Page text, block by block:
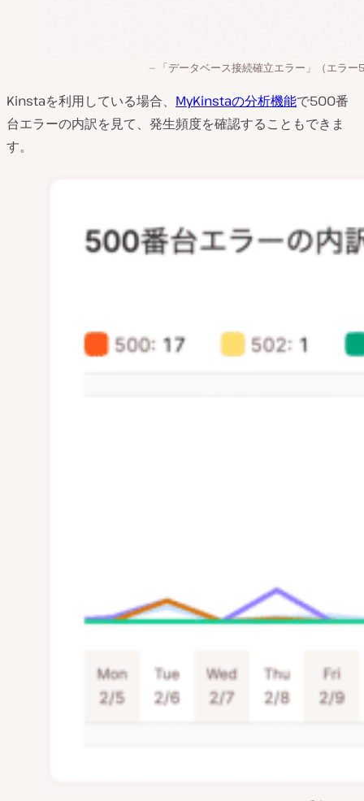
「データベース接続確立エラー」（エラ
Kinstaを利用している場合、 MyKinstaの分析機能で500番
台エラーの内訳を見て、発生頻度を確認することもできま
す。